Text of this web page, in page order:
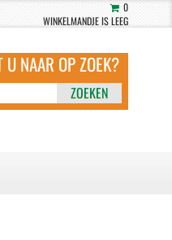
0
WINKELMANDJE IS LEEG
ZOEKEN